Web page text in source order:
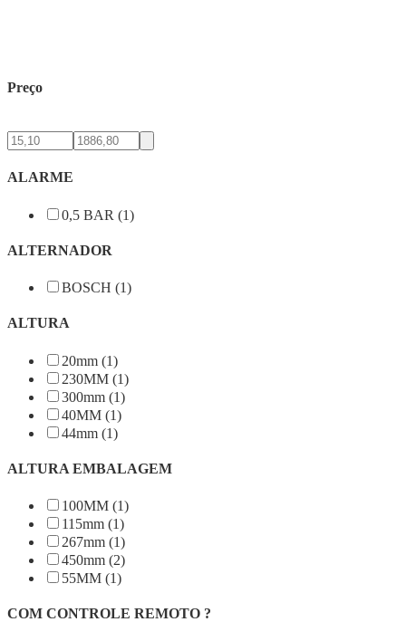
Preço
ALARME
0,5 BAR (1)
ALTERNADOR
BOSCH (1)
ALTURA
20mm (1)
230MM (1)
300mm (1)
40MM (1)
44mm (1)
ALTURA EMBALAGEM
100MM (1)
115mm (1)
267mm (1)
450mm (2)
55MM (1)
COM CONTROLE REMOTO ?